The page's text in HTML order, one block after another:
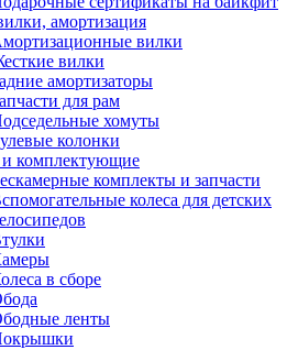
амортизация
вилки
вилки
амортизаторы
для рам
хомуты
колонки
и комплектующие
комплекты и запчасти
колеса для детских
в сборе
ленты